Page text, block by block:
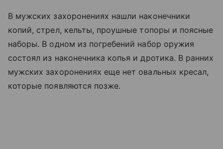
В мужских захоронениях нашли наконечники
копий, стрел, кельты, проушные топоры и поясные
наборы. В одном из погребений набор оружия
состоял из наконечника копья и дротика. В ранних
мужских захоронениях еще нет овальных кресал,
которые появляются позже.